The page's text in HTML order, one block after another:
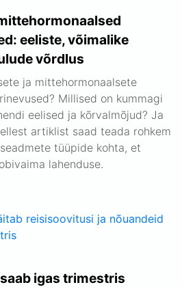
eeliste, võimalike
võrdlus
ja mittehormonaalsete
Millised on kummagi
eelised ja kõrvalmõjud? Ja
artiklist saad teada rohkem
tüüpide kohta, et
lahenduse.
igas trimestris